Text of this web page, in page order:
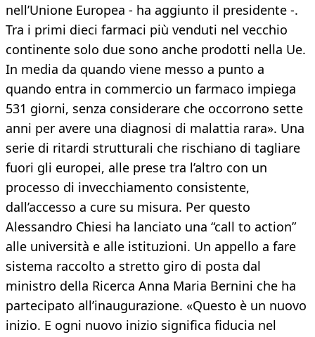
nell’Unione Europea - ha aggiunto il presidente -.
Tra i primi dieci farmaci più venduti nel vecchio
continente solo due sono anche prodotti nella Ue.
In media da quando viene messo a punto a
quando entra in commercio un farmaco impiega
531 giorni, senza considerare che occorrono sette
anni per avere una diagnosi di malattia rara». Una
serie di ritardi strutturali che rischiano di tagliare
fuori gli europei, alle prese tra l’altro con un
processo di invecchiamento consistente,
dall’accesso a cure su misura. Per questo
Alessandro Chiesi ha lanciato una “call to action”
alle università e alle istituzioni. Un appello a fare
sistema raccolto a stretto giro di posta dal
ministro della Ricerca Anna Maria Bernini che ha
partecipato all’inaugurazione. «Questo è un nuovo
inizio. E ogni nuovo inizio significa fiducia nel